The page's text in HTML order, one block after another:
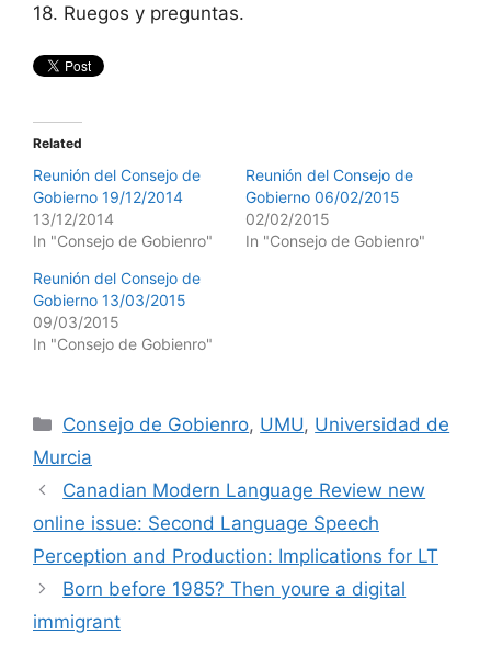
18. Ruegos y preguntas.
Related
Reunión del Consejo de
Gobierno 19/12/2014
13/12/2014
In "Consejo de Gobienro"
Reunión del Consejo de
Gobierno 06/02/2015
02/02/2015
In "Consejo de Gobienro"
Reunión del Consejo de
Gobierno 13/03/2015
09/03/2015
In "Consejo de Gobienro"
Categories
Consejo de Gobienro, UMU, Universidad de
Murcia
Canadian Modern Language Review new
online issue: Second Language Speech
Perception and Production: Implications for LT
Born before 1985? Then youre a digital
immigrant